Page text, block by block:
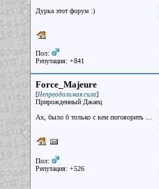
Дурка этот форум :)
Пол:
Репутация: +841
Force_Majeure
[Непреодолимая сила]
Прирожденный Джаец
Ах, было б только с кем поговорить ...
Пол:
Репутация: +526